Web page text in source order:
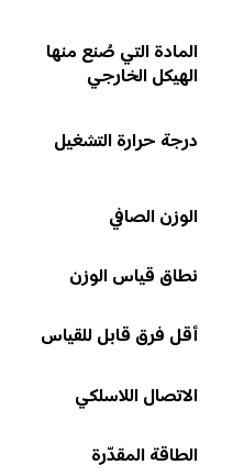
المادة التي صُنع منها
الهيكل الخارجي
درجة حرارة التشغيل
الوزن الصافي
نطاق قياس الوزن
أقل فرق قابل للقياس
الاتصال اللاسلكي
الطاقة المقدّرة